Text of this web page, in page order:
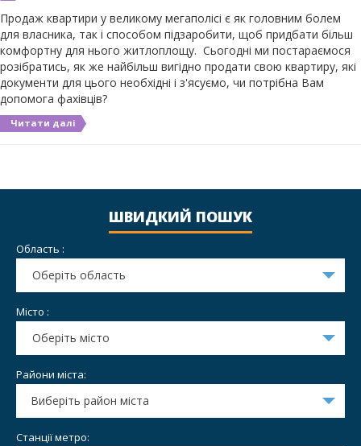
Продаж квартири у великому мегаполісі є як головним болем
для власника, так і способом підзаробити, щоб придбати більш
комфортну для нього житлоплощу. Сьогодні ми постараємося
розібратись, як же найбільш вигідно продати свою квартиру, які
документи для цього необхідні і з'ясуємо, чи потрібна Вам
допомога фахівців?
Читати далі
ШВИДКИЙ ПОШУК
Область :
Оберіть область
Місто :
Оберіть місто
Райони міста:
Виберіть район міста
Станції метро: